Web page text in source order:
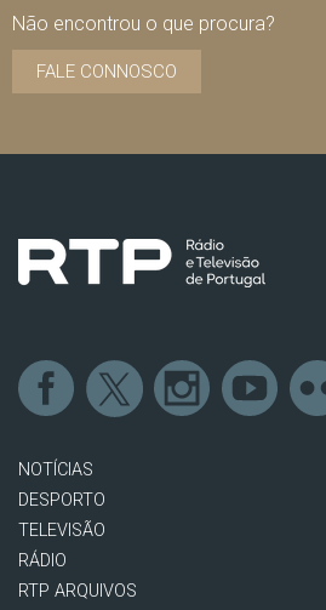
Não encontrou o que procura?
FALE CONNOSCO
NOTÍCIAS
DESPORTO
TELEVISÃO
RÁDIO
RTP ARQUIVOS